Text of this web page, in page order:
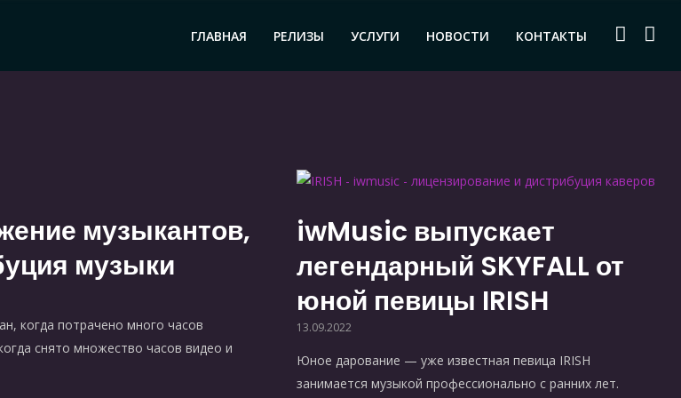
ГЛАВНАЯ РЕЛИЗЫ УСЛУГИ НОВОСТИ КОНТАКТЫ
музыкантов,
музыки
когда потрачено много часов
снято множество часов видео и
iwMusic выпускает
легендарный SKYFALL от
юной певицы IRISH
13.09.2022
Юное дарование — уже известная певица IRISH
занимается музыкой профессионально с ранних лет.